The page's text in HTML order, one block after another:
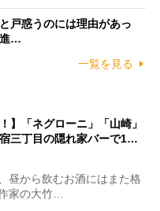
戸惑うのには理由があっ
…
一覧を見る
】「ネグローニ」「山崎」
宿三丁目の隠れ家バーで1…
昼から飲むお酒にはまた格
家の大竹…